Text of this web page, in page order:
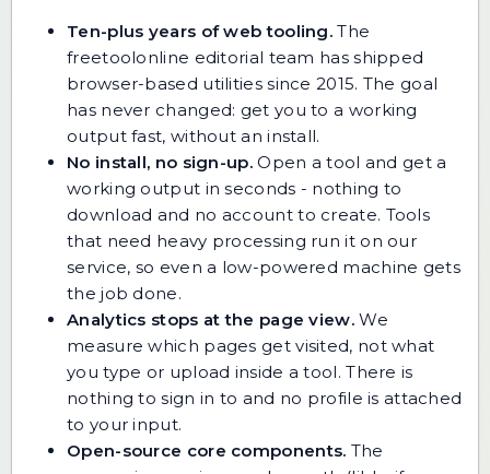
Ten-plus years of web tooling. The
freetoolonline editorial team has shipped
browser-based utilities since 2015. The goal
has never changed: get you to a working
output fast, without an install.
No install, no sign-up.Open a tool and get a
working output in seconds - nothing to
download and no account to create. Tools
that need heavy processing run it on our
service, so even a low-powered machine gets
the job done.
Analytics stops at the page view.We
measure which pages get visited, not what
you type or upload inside a tool. There is
nothing to sign in to and no profile is attached
to your input.
Open-source core components. The